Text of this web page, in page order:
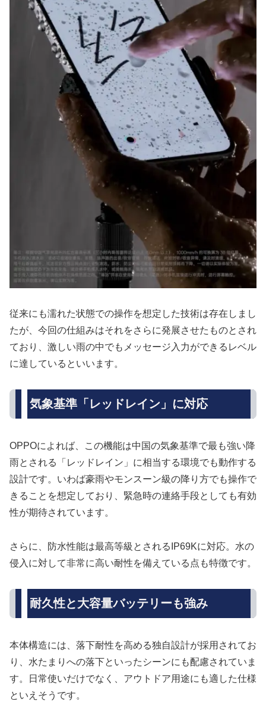
従来にも濡れた状態での操作を想定した技術は存在しまし
たが、今回の仕組みはそれをさらに発展させたものとされ
ており、激しい雨の中でもメッセージ入力ができるレベル
に達しているといいます。
気象基準「レッドレイン」に対応
OPPOによれば、この機能は中国の気象基準で最も強い降
雨とされる「レッドレイン」に相当する環境でも動作する
設計です。いわば豪雨やモンスーン級の降り方でも操作で
きることを想定しており、緊急時の連絡手段としても有効
性が期待されています。
さらに、防水性能は最高等級とされるIP69Kに対応。水の
侵入に対して非常に高い耐性を備えている点も特徴です。
耐久性と大容量バッテリーも強み
本体構造には、落下耐性を高める独自設計が採用されてお
り、水たまりへの落下といったシーンにも配慮されていま
す。日常使いだけでなく、アウトドア用途にも適した仕様
といえそうです。